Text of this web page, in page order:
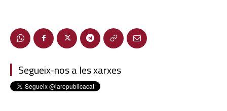
Segueix-nos a les xarxes